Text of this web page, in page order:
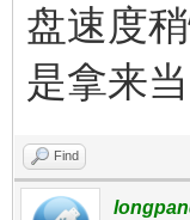
盘速度
是拿来
Find